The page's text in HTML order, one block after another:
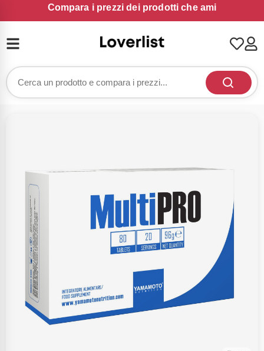
Compara i prezzi dei prodotti che ami